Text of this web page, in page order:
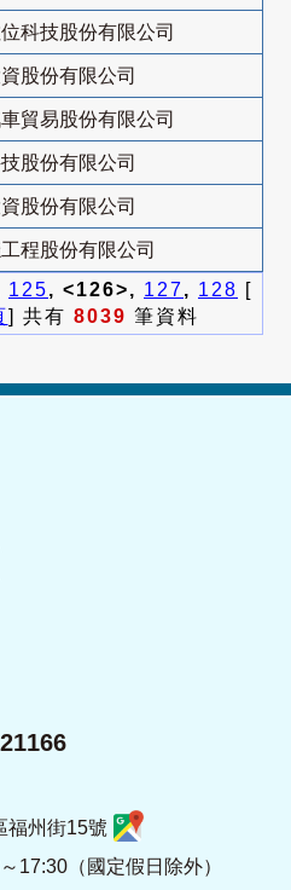
科技股份有限公司
股份有限公司
貿易股份有限公司
股份有限公司
股份有限公司
程股份有限公司
125, <126>, 127, 128 [
] 共有 8039 筆資料
福州街15號
17:30（國定假日除外）